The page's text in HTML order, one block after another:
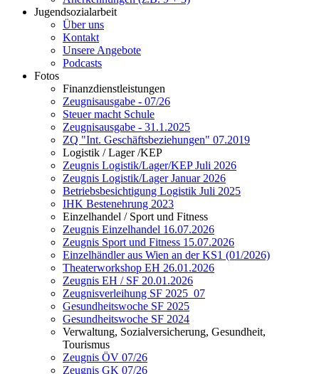
Jugendsozialarbeit
Über uns
Kontakt
Unsere Angebote
Podcasts
Fotos
Finanzdienstleistungen
Zeugnisausgabe - 07/26
Steuer macht Schule
Zeugnisausgabe - 31.1.2025
ZQ "Int. Geschäftsbeziehungen" 07.2019
Logistik / Lager /KEP
Zeugnis Logistik/Lager/KEP Juli 2026
Zeugnis Logistik/Lager Januar 2026
Betriebsbesichtigung Logistik Juli 2025
IHK Bestenehrung 2023
Einzelhandel / Sport und Fitness
Zeugnis Einzelhandel 16.07.2026
Zeugnis Sport und Fitness 15.07.2026
Einzelhändler aus Wien an der KS1 (01/2026)
Theaterworkshop EH 26.01.2026
Zeugnis EH / SF 20.01.2026
Zeugnisverleihung SF 2025_07
Gesundheitswoche SF 2025
Gesundheitswoche SF 2024
Verwaltung, Sozialversicherung, Gesundheit,
Tourismus
Zeugnis ÖV 07/26
Zeugnis GK 07/26